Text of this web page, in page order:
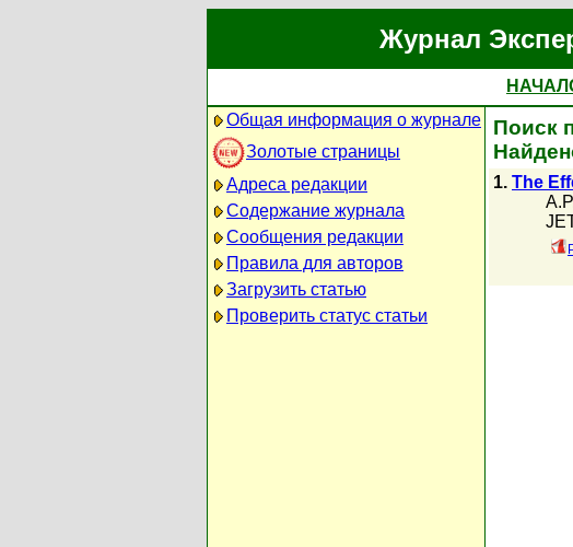
Журнал
Общая информация о журнале
Золотые страницы
Адреса редакции
Содержание журнала
Сообщения редакции
Правила для авторов
Загрузить статью
Проверить статус статьи
Поиск
1. The